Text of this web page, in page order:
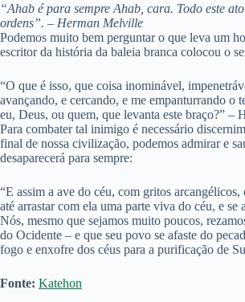
“Ahab é para sempre Ahab, cara. Todo este
ordens”. – Herman Melville
Podemos muito bem perguntar o que leva um
escritor da história da baleia branca colocou o
“O que é isso, que coisa inominável,
avançando, e cercando, e me empanturrando o
eu, Deus, ou quem, que levanta este braço?” –
Para combater tal inimigo é necessário
final de nossa civilização, podemos admirar e
desaparecerá para sempre:
“E assim a ave do céu, com gritos
até arrastar com ela uma parte viva do céu, e
Nós, mesmo que sejamos muito poucos,
do Ocidente – e que seu povo se afaste do
fogo e enxofre dos céus para a purificação de
Fonte: Katehon